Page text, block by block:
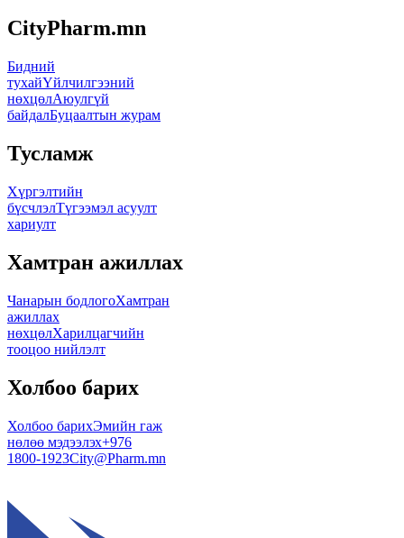
CityPharm.mn
Бидний
тухайҮйлчилгээний
нөхцөлАюулгүй
байдалБуцаалтын журам
Тусламж
Хүргэлтийн
бүсчлэлТүгээмэл асуулт
хариулт
Хамтран ажиллах
Чанарын бодлогоХамтран
ажиллах
нөхцөлХарилцагчийн
тооцоо нийлэлт
Холбоо барих
Холбоо барихЭмийн гаж
нөлөө мэдээлэх+976
1800-1923City@Pharm.mn